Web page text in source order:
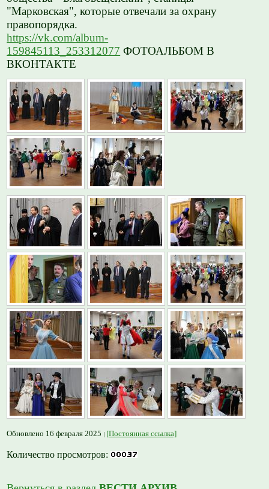
"Марковская", которые отвечали за охрану
правопорядка.
https://vk.com/album-
159845113_253312077 ФОТОАЛЬБОМ В
ВКОНТАКТЕ
Обновлено 16 февраля 2025 [Постоянная ссылка]
Количество просмотров: